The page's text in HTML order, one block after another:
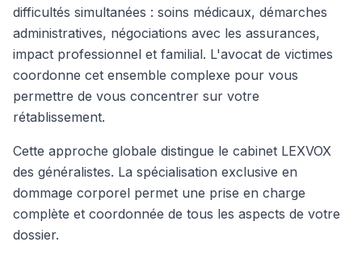
difficultés simultanées : soins médicaux, démarches
administratives, négociations avec les assurances,
impact professionnel et familial. L'avocat de victimes
coordonne cet ensemble complexe pour vous
permettre de vous concentrer sur votre
rétablissement.
Cette approche globale distingue le cabinet LEXVOX
des généralistes. La spécialisation exclusive en
dommage corporel permet une prise en charge
complète et coordonnée de tous les aspects de votre
dossier.